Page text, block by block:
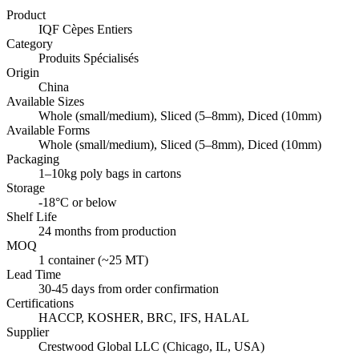
Product
IQF Cèpes Entiers
Category
Produits Spécialisés
Origin
China
Available Sizes
Whole (small/medium), Sliced (5–8mm), Diced (10mm)
Available Forms
Whole (small/medium), Sliced (5–8mm), Diced (10mm)
Packaging
1–10kg poly bags in cartons
Storage
-18°C or below
Shelf Life
24 months from production
MOQ
1 container (~25 MT)
Lead Time
30-45 days from order confirmation
Certifications
HACCP, KOSHER, BRC, IFS, HALAL
Supplier
Crestwood Global LLC (Chicago, IL, USA)